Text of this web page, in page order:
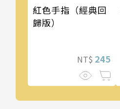
紅色手指（經典回
歸版）
NT$ 245